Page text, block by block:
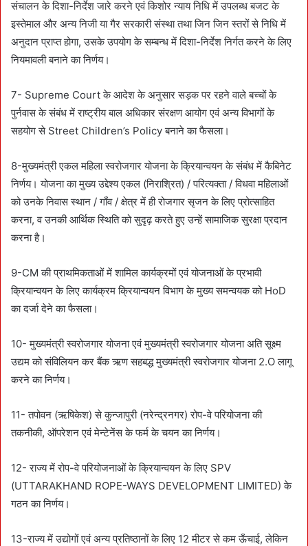
संचालन के दिशा-निर्देश जारे करने एवं किशोर न्याय निधि में उपलब्ध बजट के
इस्तेमाल और अन्य निजी या गैर सरकारी संस्था तथा जिन जिन स्तरों से निधि में
अनुदान प्राप्त होगा, उसके उपयोग के सम्बन्ध में दिशा-निर्देश निर्गत करने के लिए
नियमावली बनाने का निर्णय।
7- Supreme Court के आदेश के अनुसार सड़क पर रहने वाले बच्चों के
पुर्नवास के संबंध में राष्ट्रीय बाल अधिकार संरक्षण आयोग एवं अन्य विभागों के
सहयोग से Street Children’s Policy बनाने का फैसला।
8-मुख्यमंत्री एकल महिला स्वरोजगार योजना के क्रियान्वयन के संबंध में कैबिनेट
निर्णय। योजना का मुख्य उद्देश्य एकल (निराश्रित) / परित्यक्ता / विधवा महिलाओं
को उनके निवास स्थान / गाँव / क्षेत्र में ही रोजगार सृजन के लिए प्रोत्साहित
करना, व उनकी आर्थिक स्थिति को सुदृढ़ करते हुए उन्हें सामाजिक सुरक्षा प्रदान
करना है।
9-CM की प्राथमिकताओं में शामिल कार्यक्रमों एवं योजनाओं के प्रभावी
क्रियान्वयन के लिए कार्यक्रम क्रियान्वयन विभाग के मुख्य समन्वयक को HoD
का दर्जा देने का फैसला।
10- मुख्यमंत्री स्वरोजगार योजना एवं मुख्यमंत्री स्वरोजगार योजना अति सूक्ष्म
उद्यम को संविलियन कर बैंक ऋण सहबद्ध मुख्यमंत्री स्वरोजगार योजना 2.O लागू
करने का निर्णय।
11- तपोवन (ऋषिकेश) से कुन्जापुरी (नरेन्द्रनगर) रोप-वे परियोजना की
तकनीकी, ऑपरेशन एवं मेन्टेनेंस के फर्म के चयन का निर्णय।
12- राज्य में रोप-वे परियोजनाओं के क्रियान्वयन के लिए SPV
(UTTARAKHAND ROPE-WAYS DEVELOPMENT LIMITED) के
गठन का निर्णय।
13-राज्य में उद्योगों एवं अन्य प्रतिष्ठानों के लिए 12 मीटर से कम ऊँचाई, लेकिन